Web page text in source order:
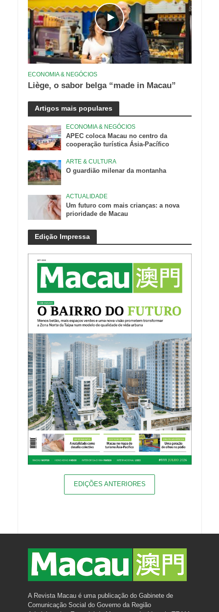
ECONOMIA & NEGÓCIOS
Liège, o sabor belga “made in Macau”
Artigos mais populares
ECONOMIA & NEGÓCIOS
APEC coloca Macau no centro da
cooperação turística Ásia-Pacífico
ARTE & CULTURA
O guardião milenar da montanha
ACTUALIDADE
Um futuro com mais crianças: a nova
prioridade de Macau
Edição Impressa
EDIÇÕES ANTERIORES
A Revista Macau é uma publicação do Gabinete de
Comunicação Social do Governo da Região